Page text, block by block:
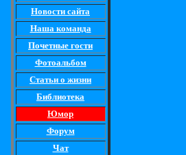
Новости сайта
Наша команда
Почетные гости
Фотоальбом
Статьи о жизни
Библиотека
Юмор
Форум
Чат